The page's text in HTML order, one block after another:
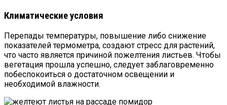
Климатические условия
Перепады температуры, повышение либо снижение
показателей термометра, создают стресс для растений,
что часто является причиной пожелтения листьев. Чтобы
вегетация прошла успешно, следует заблаговременно
побеспокоиться о достаточном освещении и
необходимой влажности.